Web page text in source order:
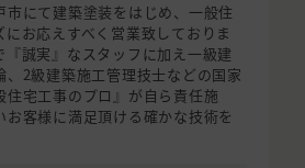
市にて建築塗装をはじめ、一般住
お応えすべく営業致しておりま
『誠実』なスタッフに加え一級建
、2級建築施工管理技士などの国家
住宅工事のプロ』が自ら責任施
お客様に満足頂ける確かな技術を